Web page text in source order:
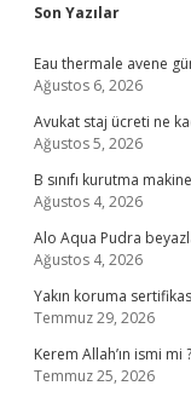
Sidebar
Son Yazılar
Eau thermale avene
Ağustos 6, 2026
Avukat staj ücreti ne
Ağustos 5, 2026
B sınıfı kurutma
Ağustos 4, 2026
Alo Aqua Pudra
Ağustos 4, 2026
Yakın koruma
Temmuz 29, 2026
Kerem Allah’ın ismi mi ?
Temmuz 25, 2026